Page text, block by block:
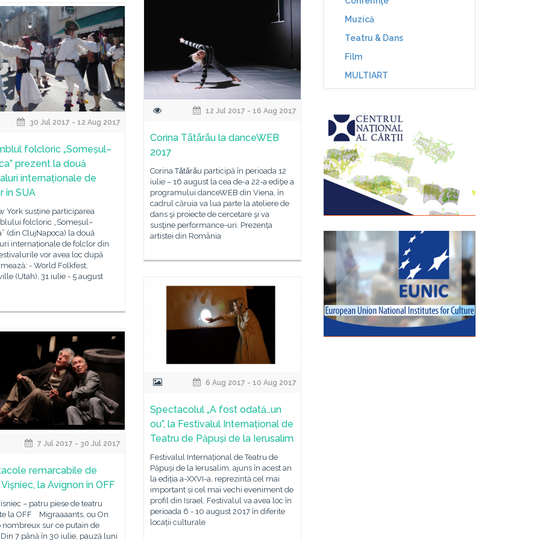
12 Jul 2017 - 16 Aug 2017
Corina Tǎtǎrǎu la danceWEB
2017
Corina Tǎtǎrǎu participă în perioada 12
iulie – 16 august la cea de-a 22-a ediţie a
programului danceWEB din Viena, în
cadrul căruia va lua parte la ateliere de
dans şi proiecte de cercetare şi va
susţine performance-uri. Prezența
artistei din România
30 Jul 2017 - 12 Aug 2017
folcloric „Someșul–
prezent la două
internaționale de
în SUA
York susține participarea
folcloric „Someșul–
(din ClujNapoca) la două
internaționale de folclor din
vor avea loc după
- World Folkfest,
(Utah), 31 iulie - 5 august
6 Aug 2017 - 10 Aug 2017
Spectacolul „A fost odată…un
ou”, la Festivalul Internațional de
Teatru de Păpuși de la Ierusalim
Festivalul Internațional de Teatru de
Păpuși de la Ierusalim, ajuns în acest an
la ediția a-XXVI-a, reprezintă cel mai
important și cel mai vechi eveniment de
profil din Israel. Festivalul va avea loc în
perioada 6 - 10 august 2017 în diferite
locații culturale
7 Jul 2017 - 30 Jul 2017
remarcabile de
la Avignon în OFF
– patru piese de teatru
la OFF Migraaaants, ou On
nombreux sur ce putain de
7 până în 30 iulie, pauză luni
Muzică
Teatru & Dans
Film
MULTIART